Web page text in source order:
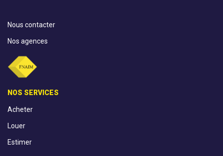
Nous contacter
Nos agences
NOS SERVICES
Acheter
Louer
Estimer